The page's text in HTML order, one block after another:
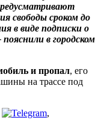
свободы сроком до
в виде подписки о
в городском
и пропал, его
на трассе под
,